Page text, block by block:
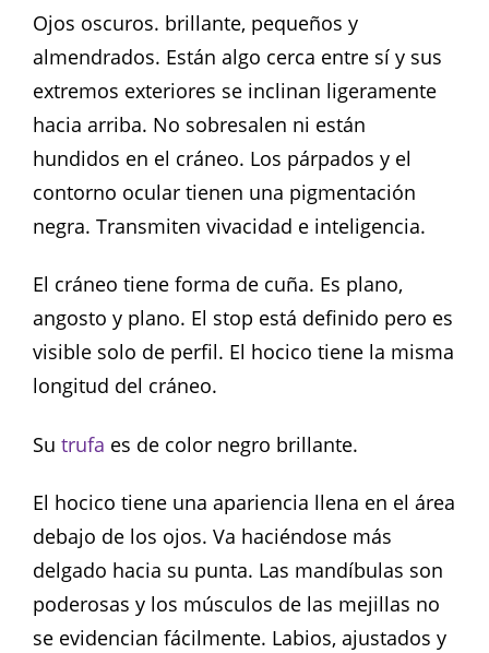
Ojos oscuros. brillante, pequeños y
almendrados. Están algo cerca entre sí y sus
extremos exteriores se inclinan ligeramente
hacia arriba. No sobresalen ni están
hundidos en el cráneo. Los párpados y el
contorno ocular tienen una pigmentación
negra. Transmiten vivacidad e inteligencia.
El cráneo tiene forma de cuña. Es plano,
angosto y plano. El stop está definido pero es
visible solo de perfil. El hocico tiene la misma
longitud del cráneo.
Su trufa es de color negro brillante.
El hocico tiene una apariencia llena en el área
debajo de los ojos. Va haciéndose más
delgado hacia su punta. Las mandíbulas son
poderosas y los músculos de las mejillas no
se evidencian fácilmente. Labios, ajustados y